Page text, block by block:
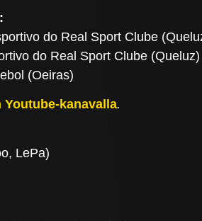
do Real Sport Clube
do Real Sport Clube (Queluz)
(Oeiras)
kanavalla.
LePa)